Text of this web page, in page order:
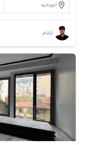
آجودانیه
آرشام